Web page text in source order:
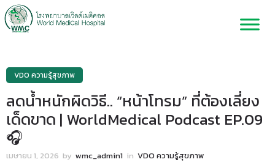
VDO ความรู้สุขภาพ
ลดน้ำหนักผิดวิธี.. “หน้าโทรม” ที่ต้องเลี่ยง
เด็ดขาด | WorldMedical Podcast EP.09
🎧
เมษายน 1, 2026 by wmc_admin1 in VDO ความรู้สุขภาพ